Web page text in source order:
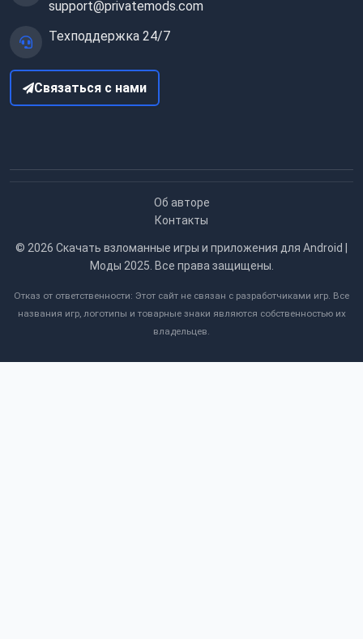
support@privatemods.com
Техподдержка 24/7
Связаться с нами
Об авторе
Контакты
© 2026 Скачать взломанные игры и приложения для Android |
Моды 2025. Все права защищены.
Отказ от ответственности: Этот сайт не связан с разработчиками игр. Все
названия игр, логотипы и товарные знаки являются собственностью их
владельцев.